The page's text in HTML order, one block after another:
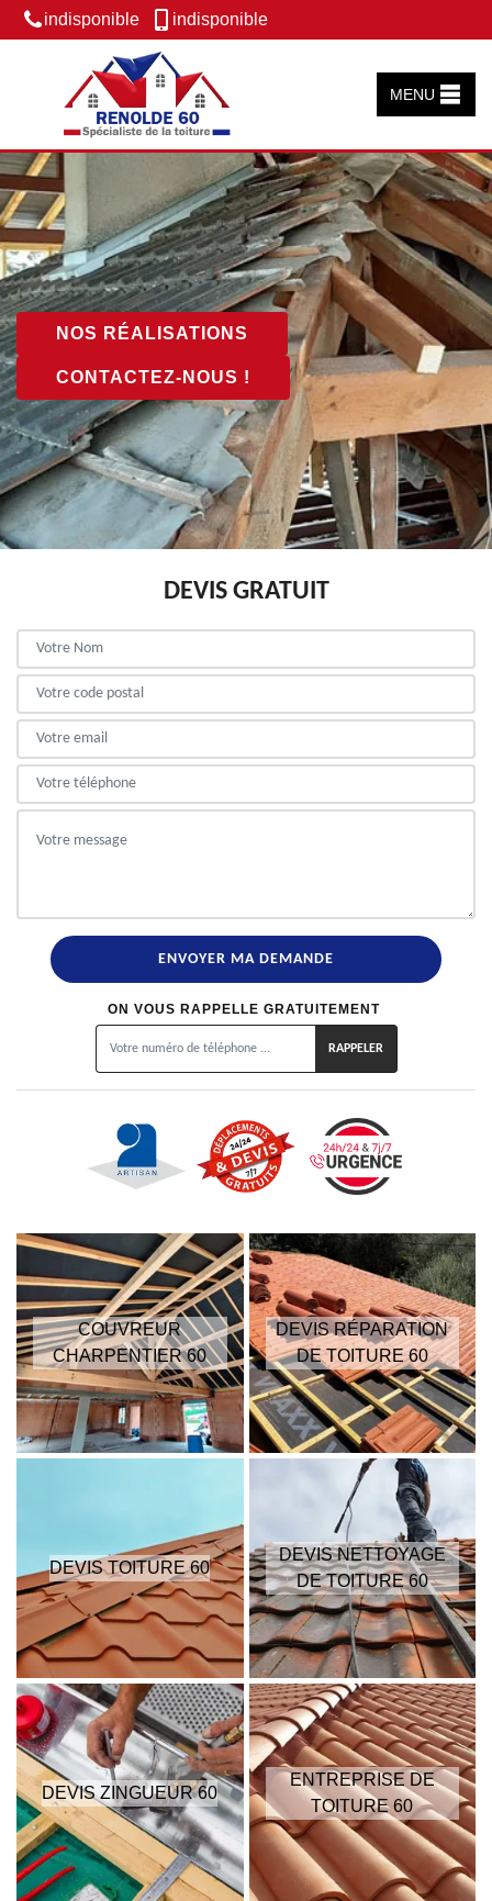
indisponible indisponible
MENU
NOS RÉALISATIONS
CONTACTEZ-NOUS !
DEVIS GRATUIT
ON VOUS RAPPELLE GRATUITEMENT
COUVREUR
CHARPENTIER 60
DEVIS RÉPARATION
DE TOITURE 60
DEVIS TOITURE 60
DEVIS NETTOYAGE
DE TOITURE 60
DEVIS ZINGUEUR 60
ENTREPRISE DE
TOITURE 60